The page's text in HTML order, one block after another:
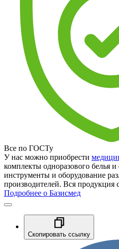
Все по ГОСТу
У нас можно приобрести
комплекты одноразового белья
инструменты и оборудование
производителей. Вся продукция
Подробнее о Базисмед
Скопировать ссылку